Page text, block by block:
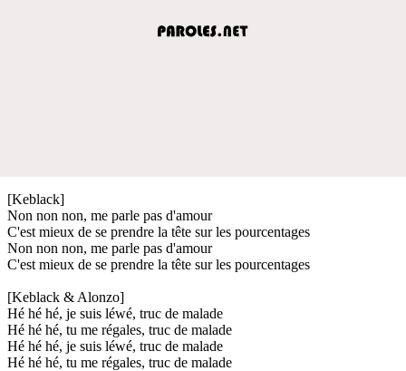
[Keblack]
Non non non, me parle pas d'amour
C'est mieux de se prendre la tête sur les pourcentages
Non non non, me parle pas d'amour
C'est mieux de se prendre la tête sur les pourcentages
[Keblack & Alonzo]
Hé hé hé, je suis léwé, truc de malade
Hé hé hé, tu me régales, truc de malade
Hé hé hé, je suis léwé, truc de malade
Hé hé hé, tu me régales, truc de malade